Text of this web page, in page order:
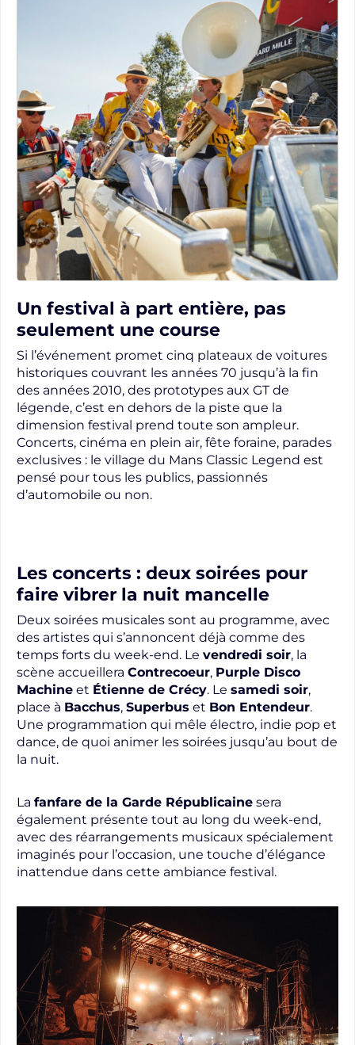
Un festival à part entière, pas
seulement une course
Si l’événement promet cinq plateaux de voitures
historiques couvrant les années 70 jusqu’à la fin
des années 2010, des prototypes aux GT de
légende, c’est en dehors de la piste que la
dimension festival prend toute son ampleur.
Concerts, cinéma en plein air, fête foraine, parades
exclusives : le village du Mans Classic Legend est
pensé pour tous les publics, passionnés
d’automobile ou non.
Les concerts : deux soirées pour
faire vibrer la nuit mancelle
Deux soirées musicales sont au programme, avec
des artistes qui s’annoncent déjà comme des
temps forts du week-end. Le vendredi soir, la
scène accueillera Contrecoeur, Purple Disco
Machine et Étienne de Crécy. Le samedi soir,
place à Bacchus, Superbus et Bon Entendeur.
Une programmation qui mêle électro, indie pop et
dance, de quoi animer les soirées jusqu’au bout de
la nuit.
La fanfare de la Garde Républicaine sera
également présente tout au long du week-end,
avec des réarrangements musicaux spécialement
imaginés pour l’occasion, une touche d’élégance
inattendue dans cette ambiance festival.